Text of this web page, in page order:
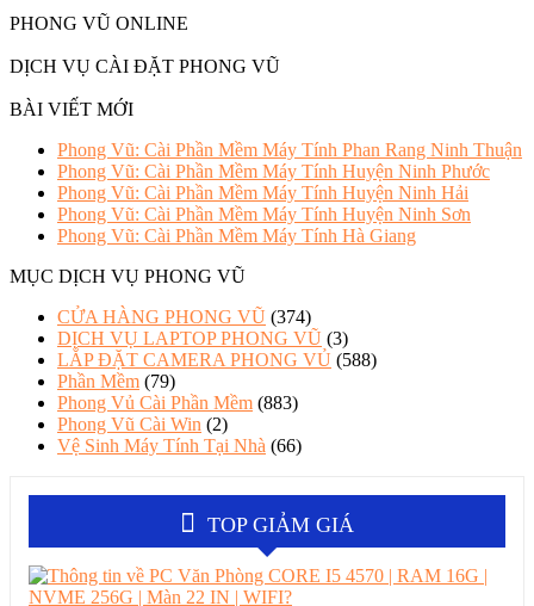
PHONG VŨ ONLINE
DỊCH VỤ CÀI ĐẶT PHONG VŨ
BÀI VIẾT MỚI
Phong Vũ: Cài Phần Mềm Máy Tính Phan Rang Ninh Thuận
Phong Vũ: Cài Phần Mềm Máy Tính Huyện Ninh Phước
Phong Vũ: Cài Phần Mềm Máy Tính Huyện Ninh Hải
Phong Vũ: Cài Phần Mềm Máy Tính Huyện Ninh Sơn
Phong Vũ: Cài Phần Mềm Máy Tính Hà Giang
MỤC DỊCH VỤ PHONG VŨ
CỬA HÀNG PHONG VŨ (374)
DỊCH VỤ LAPTOP PHONG VŨ (3)
LẮP ĐẶT CAMERA PHONG VỦ (588)
Phần Mềm (79)
Phong Vủ Cài Phần Mềm (883)
Phong Vũ Cài Win (2)
Vệ Sinh Máy Tính Tại Nhà (66)
TOP GIẢM GIÁ